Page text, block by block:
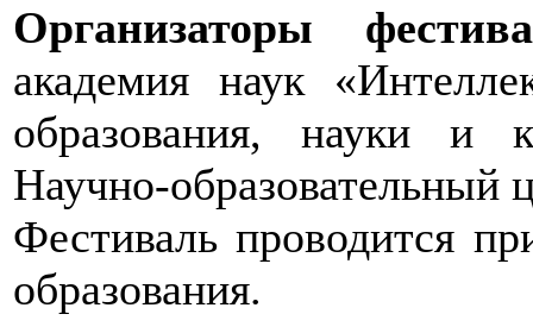
Организаторы
академия наук
образования, науки и
Научно-образовательный
Фестиваль проводится
образования.